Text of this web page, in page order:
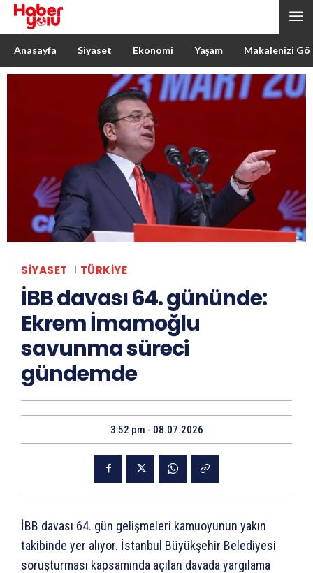
Anasayfa Siyaset Ekonomi Yaşam Makalenizi
SIYASET TÜRKIYE
İBB davası 64. gününde:
Ekrem İmamoğlu
savunma süreci
gündemde
3:52 pm - 08.07.2026
İBB davası 64. gün gelişmeleri kamuoyunun yakın
takibinde yer alıyor. İstanbul Büyükşehir Belediyesi
soruşturması kapsamında açılan davada yargılama